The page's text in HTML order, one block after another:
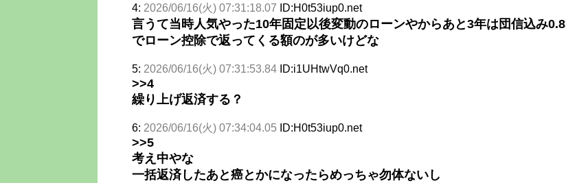
4: 2026/06/16(火) 07:31:18.07 ID:H0t53iup0.net
言うて当時人気やった10年固定以後変動のローンやからあと3年は団信込み0.8
でローン控除で返ってくる額のが多いけどな
5: 2026/06/16(火) 07:31:53.84 ID:i1UHtwVq0.net
>>4
繰り上げ返済する？
6: 2026/06/16(火) 07:34:04.05 ID:H0t53iup0.net
>>5
考え中やな
一括返済したあと癌とかになったらめっちゃ勿体ないし